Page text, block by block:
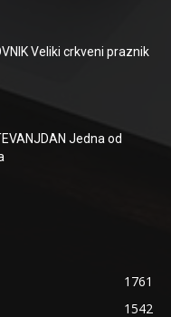
Veliki crkveni praznik
Jedna od
1761
1542